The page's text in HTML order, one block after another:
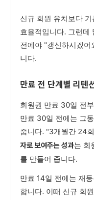
신규 회원 유치보다
효율적입니다. 그런데
전에야 "갱신하시겠
니다.
만료 전 단계별 리텐
회원권 만료 30일 전
만료 30일 전에는 그
줍니다. "3개월간 24
자로 보여주는 성과는 회
를 만들어 줍니다.
만료 14일 전에는 재
합니다. 이때 신규 회